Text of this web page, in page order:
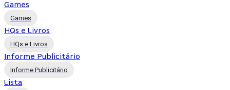
Games
Games
HQs e Livros
HQs e Livros
Informe Publicitário
Informe Publicitário
Lista